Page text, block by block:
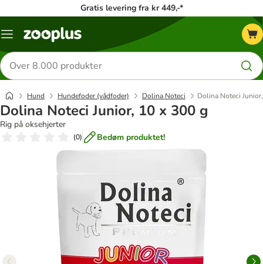
Gratis levering fra kr 449,-*
Menu
Søg
efter
produkter
Hund Hundefoder (vådfoder) Dolina Noteci Dolina Noteci
Dolina Noteci Junior, 10 x 300 g
Rig på oksehjerter
(0) Bedøm produktet!